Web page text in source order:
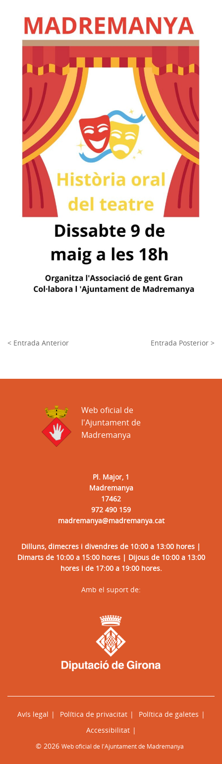
< Entrada Anterior Entrada Posterior >
Pl. Major, 1
Madremanya
17462
972 490 159
madremanya@madremanya.cat
Dilluns, dimecres i divendres de 10:00 a 13:00 hores |
Dimarts de 10:00 a 15:00 hores | Dijous de 10:00 a 13:00
hores i de 17:00 a 19:00 hores.
Web oficial de
l'Ajuntament de
Madremanya
Avís legal Política de privacitat
Política de galetes
Accessibilitat
© 2026 Web oficial de l'Ajuntament de Madremanya
Amb el suport de: